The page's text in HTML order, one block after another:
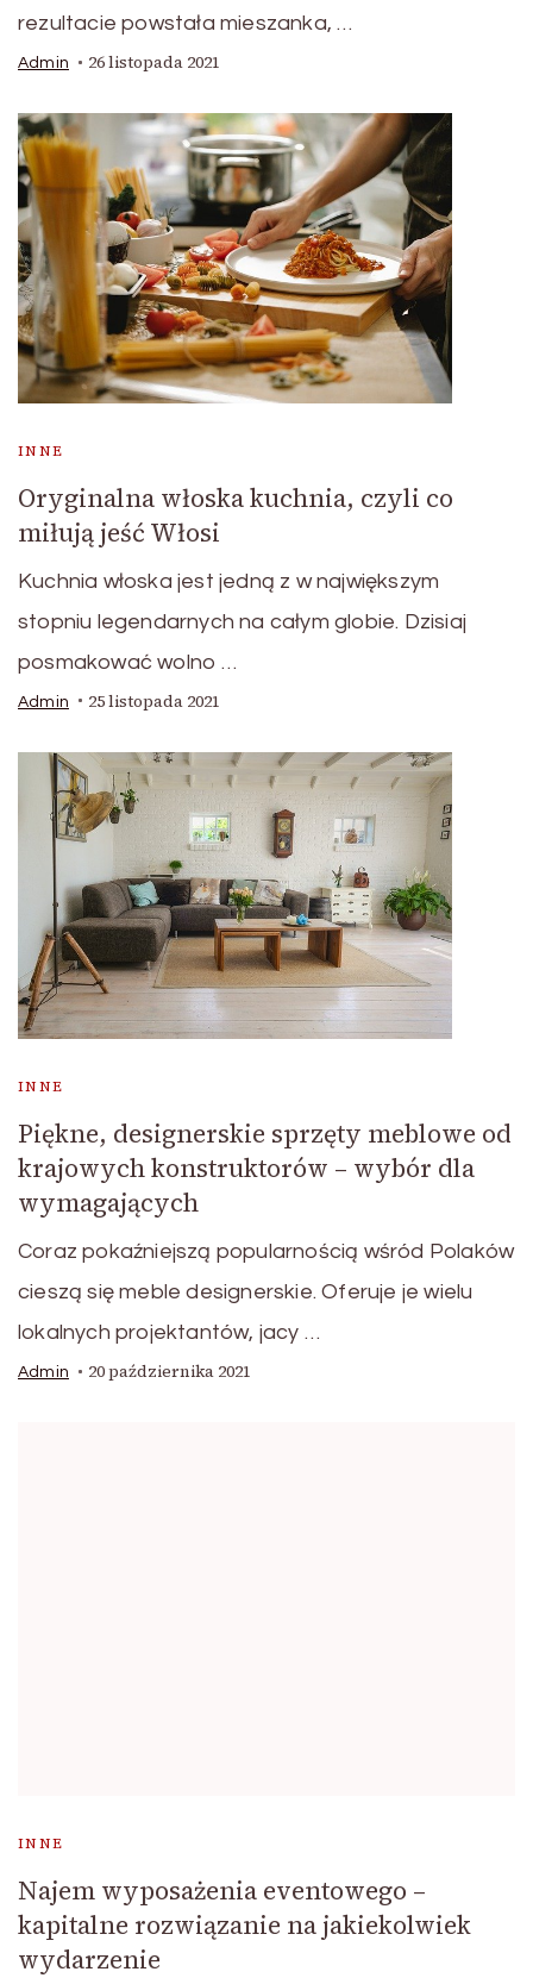
rezultacie powstała mieszanka, …
Admin 26 listopada 2021
INNE
Oryginalna włoska kuchnia, czyli co
miłują jeść Włosi
Kuchnia włoska jest jedną z w największym
stopniu legendarnych na całym globie. Dzisiaj
posmakować wolno …
Admin 25 listopada 2021
INNE
Piękne, designerskie sprzęty meblowe od
krajowych konstruktorów – wybór dla
wymagających
Coraz pokaźniejszą popularnością wśród Polaków
cieszą się meble designerskie. Oferuje je wielu
lokalnych projektantów, jacy …
Admin 20 października 2021
INNE
Najem wyposażenia eventowego –
kapitalne rozwiązanie na jakiekolwiek
wydarzenie